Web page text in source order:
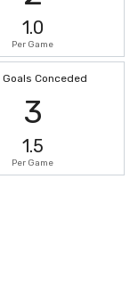
1.0
Per Game
Goals Conceded
3
1.5
Per Game